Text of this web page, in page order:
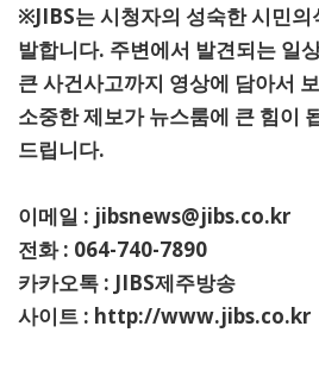
※JIBS는 시청자의 성숙한 시민
발합니다. 주변에서 발견되는 일
큰 사건사고까지 영상에 담아서
소중한 제보가 뉴스룸에 큰 힘이
드립니다.
이메일 : jibsnews@jibs.co.kr
전화 : 064-740-7890
카카오톡 : JIBS제주방송
사이트 : http://www.jibs.co.kr